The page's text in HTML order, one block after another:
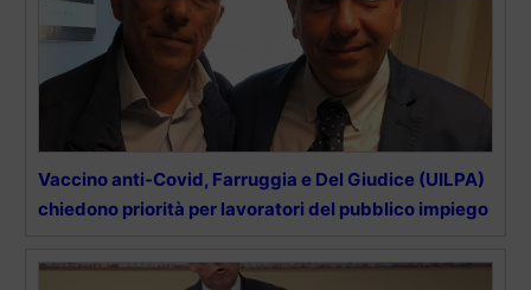
Vaccino anti-Covid, Farruggia e Del Giudice (UILPA)
chiedono priorità per lavoratori del pubblico impiego